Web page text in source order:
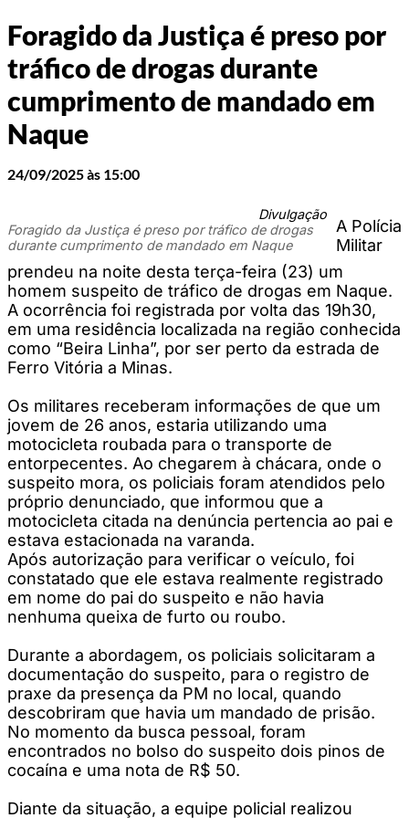
Foragido da Justiça é preso por
tráfico de drogas durante
cumprimento de mandado em
Naque
24/09/2025 às 15:00
Divulgação
Foragido da Justiça é preso por tráfico de drogas
durante cumprimento de mandado em Naque
A Polícia
Militar
prendeu na noite desta terça-feira (23) um
homem suspeito de tráfico de drogas em Naque.
A ocorrência foi registrada por volta das 19h30,
em uma residência localizada na região conhecida
como “Beira Linha”, por ser perto da estrada de
Ferro Vitória a Minas.
Os militares receberam informações de que um
jovem de 26 anos, estaria utilizando uma
motocicleta roubada para o transporte de
entorpecentes. Ao chegarem à chácara, onde o
suspeito mora, os policiais foram atendidos pelo
próprio denunciado, que informou que a
motocicleta citada na denúncia pertencia ao pai e
estava estacionada na varanda.
Após autorização para verificar o veículo, foi
constatado que ele estava realmente registrado
em nome do pai do suspeito e não havia
nenhuma queixa de furto ou roubo.
Durante a abordagem, os policiais solicitaram a
documentação do suspeito, para o registro de
praxe da presença da PM no local, quando
descobriram que havia um mandado de prisão.
No momento da busca pessoal, foram
encontrados no bolso do suspeito dois pinos de
cocaína e uma nota de R$ 50.
Diante da situação, a equipe policial realizou